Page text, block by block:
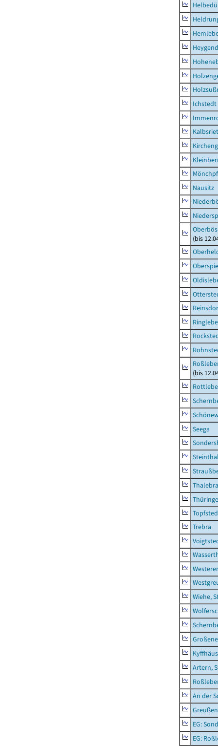
Ichstedt
Nausitz
(bis
(bis
Seega
Thalebra
Trebra
Wiehe,
Artern,
An der
EG:
EG: